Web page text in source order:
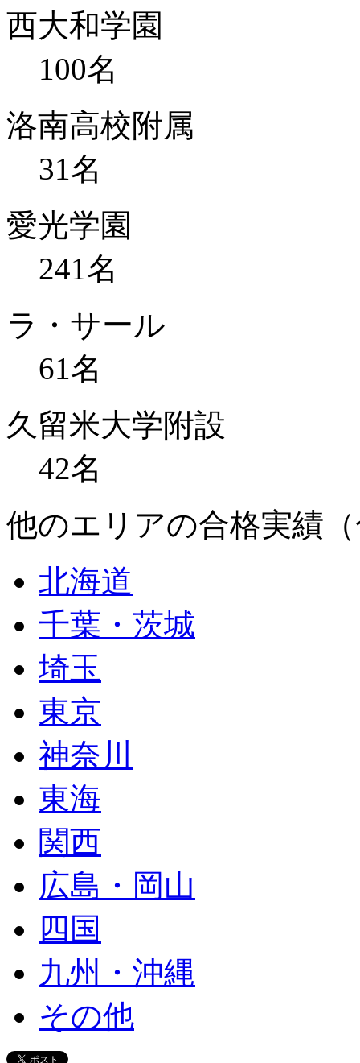
西大和学園
100名
洛南高校附属
31名
愛光学園
241名
ラ・サール
61名
久留米大学附設
42名
他のエリアの合格実績
北海道
千葉・茨城
埼玉
東京
神奈川
東海
関西
広島・岡山
四国
九州・沖縄
その他